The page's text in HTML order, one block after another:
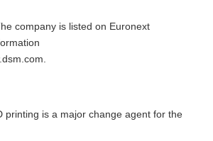
company is listed on Euronext
printing is a major change agent for the